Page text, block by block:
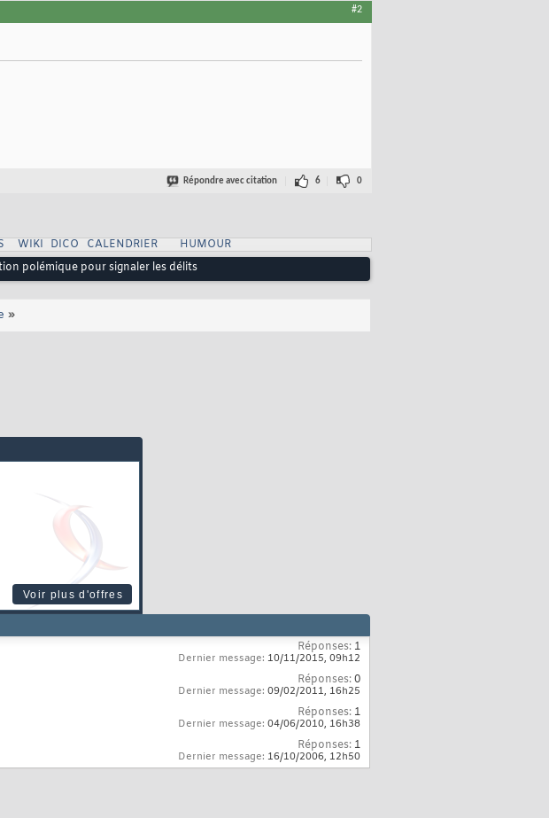
#2
Répondre avec citation 6 0
WIKI DICO CALENDRIER
HUMOUR
polémique pour signaler les délits
»
Voir plus d'offres
Réponses: 1
Dernier message: 10/11/2015, 09h12
Réponses:0
Dernier message: 09/02/2011, 16h25
Réponses: 1
Dernier message: 04/06/2010, 16h38
Réponses: 1
Dernier message: 16/10/2006, 12h50